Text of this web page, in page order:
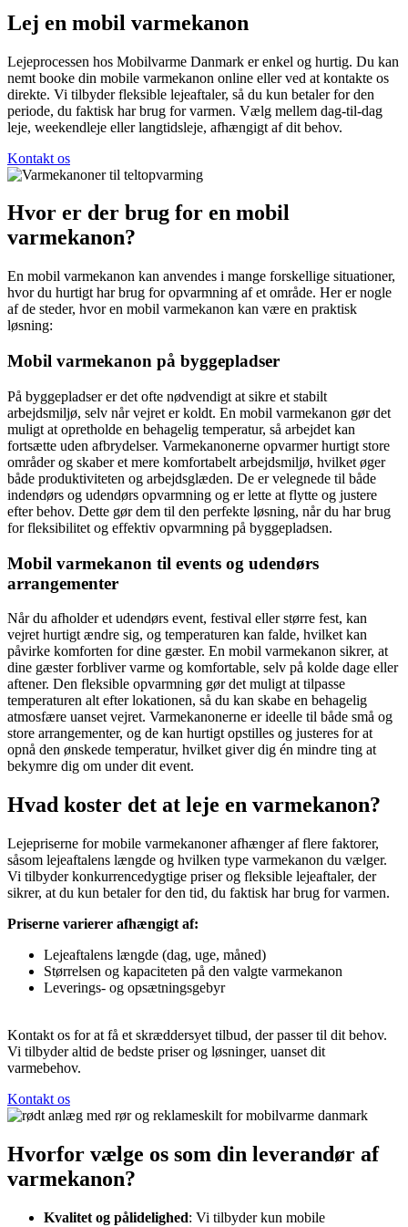
Lej en mobil varmekanon
Lejeprocessen hos Mobilvarme Danmark er enkel og hurtig. Du kan
nemt booke din mobile varmekanon online eller ved at kontakte os
direkte. Vi tilbyder fleksible lejeaftaler, så du kun betaler for den
periode, du faktisk har brug for varmen. Vælg mellem dag-til-dag
leje, weekendleje eller langtidsleje, afhængigt af dit behov.
Kontakt os
Hvor er der brug for en mobil
varmekanon?
En mobil varmekanon kan anvendes i mange forskellige situationer,
hvor du hurtigt har brug for opvarmning af et område. Her er nogle
af de steder, hvor en mobil varmekanon kan være en praktisk
løsning:
Mobil varmekanon på byggepladser
På byggepladser er det ofte nødvendigt at sikre et stabilt
arbejdsmiljø, selv når vejret er koldt. En mobil varmekanon gør det
muligt at opretholde en behagelig temperatur, så arbejdet kan
fortsætte uden afbrydelser. Varmekanonerne opvarmer hurtigt store
områder og skaber et mere komfortabelt arbejdsmiljø, hvilket øger
både produktiviteten og arbejdsglæden. De er velegnede til både
indendørs og udendørs opvarmning og er lette at flytte og justere
efter behov. Dette gør dem til den perfekte løsning, når du har brug
for fleksibilitet og effektiv opvarmning på byggepladsen.
Mobil varmekanon til events og udendørs
arrangementer
Når du afholder et udendørs event, festival eller større fest, kan
vejret hurtigt ændre sig, og temperaturen kan falde, hvilket kan
påvirke komforten for dine gæster. En mobil varmekanon sikrer, at
dine gæster forbliver varme og komfortable, selv på kolde dage eller
aftener. Den fleksible opvarmning gør det muligt at tilpasse
temperaturen alt efter lokationen, så du kan skabe en behagelig
atmosfære uanset vejret. Varmekanonerne er ideelle til både små og
store arrangementer, og de kan hurtigt opstilles og justeres for at
opnå den ønskede temperatur, hvilket giver dig én mindre ting at
bekymre dig om under dit event.
Hvad koster det at leje en varmekanon?
Lejepriserne for mobile varmekanoner afhænger af flere faktorer,
såsom lejeaftalens længde og hvilken type varmekanon du vælger.
Vi tilbyder konkurrencedygtige priser og fleksible lejeaftaler, der
sikrer, at du kun betaler for den tid, du faktisk har brug for varmen.
Priserne varierer afhængigt af:
Lejeaftalens længde (dag, uge, måned)
Størrelsen og kapaciteten på den valgte varmekanon
Leverings- og opsætningsgebyr
Kontakt os for at få et skræddersyet tilbud, der passer til dit behov.
Vi tilbyder altid de bedste priser og løsninger, uanset dit
varmebehov.
Kontakt os
Hvorfor vælge os som din leverandør af
varmekanon?
Kvalitet og pålidelighed: Vi tilbyder kun mobile